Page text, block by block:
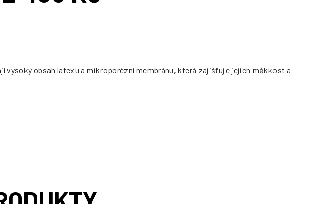
vysoký obsah latexu a mikroporézní membránu, která zajišťuje jejich měkkost a